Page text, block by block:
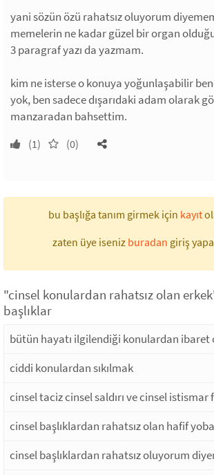
yani sözün özü rahatsız oluyorum
memelerin ne kadar güzel bir organ
3 paragraf yazı da yazmam.
kim ne isterse o konuya yoğunlaşabilir
yok, ben sadece dışarıdaki adam olarak
manzaradan bahsettim.
(1) (0)
bu başlığa tanım girmek için kayıt
zaten üye iseniz buradan giriş
"cinsel konulardan rahatsız olan
başlıklar
bütün hayatı ilgilendiği konulardan ibaret
ciddi konulardan sıkılmak
cinsel taciz cinsel saldırı ve cinsel istismar
cinsel başlıklardan rahatsız olan hafif
cinsel başlıklardan rahatsız oluyorum